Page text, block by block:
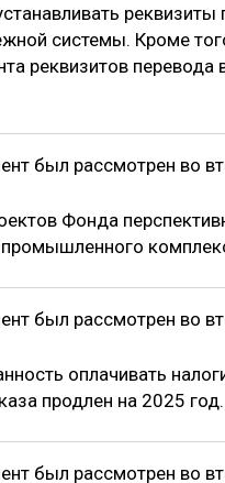
системы. Кроме
реквизитов
был рассмотрен во
Фонда
был рассмотрен во
оплачивать
продлен на 2025 год.
был рассмотрен во